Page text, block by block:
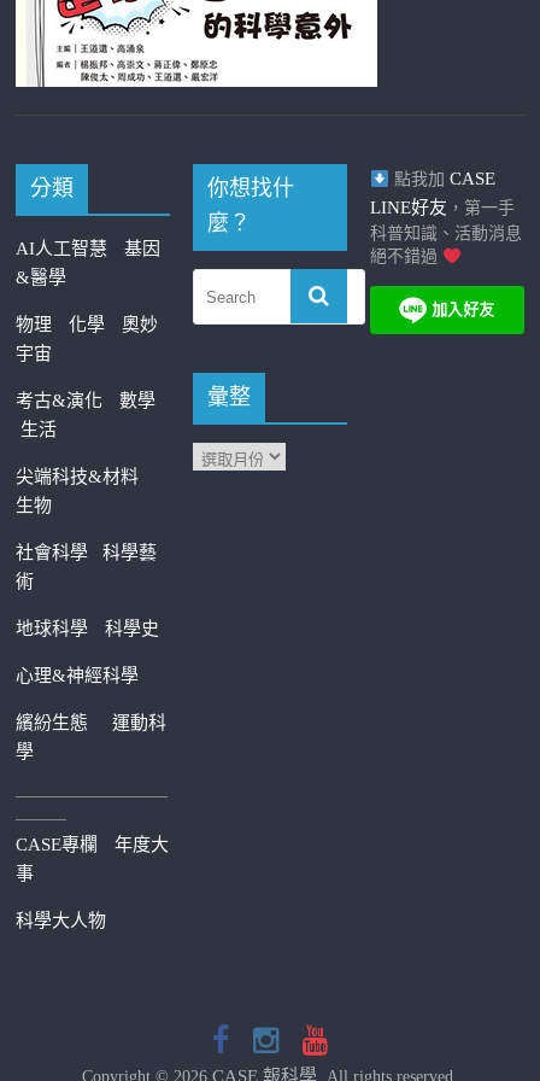
分類
AI人工智慧
基因
&醫學
物理 化學
奧妙
宇宙
考古&演化
數學
生活
尖端科技&材料
生物
社會科學科學藝
術
地球科學 科學史
心理&神經科學
繽紛生態運動科
學
—————————
———
CASE專欄
年度大
事
科學大人物
你想找什
麼？
彙整
點我加 CASE
LINE好友 ，第一手
科普知識、活動消息
絕不錯過
Copyright © 2026 CASE 報科學. All rights reserved.